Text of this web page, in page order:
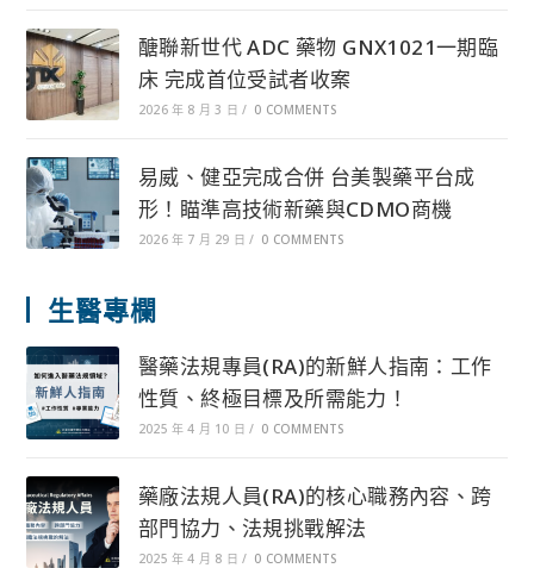
醣聯新世代 ADC 藥物 GNX1021一期臨
床 完成首位受試者收案
2026 年 8 月 3 日 / 0 COMMENTS
易威、健亞完成合併 台美製藥平台成
形！瞄準高技術新藥與CDMO商機
2026 年 7 月 29 日 / 0 COMMENTS
生醫專欄
醫藥法規專員(RA)的新鮮人指南：工作
性質、終極目標及所需能力！
2025 年 4 月 10 日 / 0 COMMENTS
藥廠法規人員(RA)的核心職務內容、跨
部門協力、法規挑戰解法
2025 年 4 月 8 日 / 0 COMMENTS